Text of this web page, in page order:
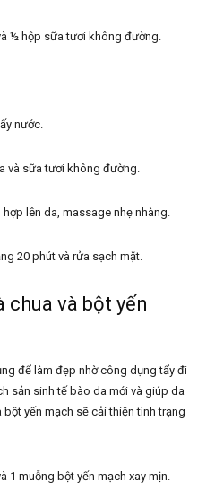
½ hộp sữa tươi không đường.
nước.
và sữa tươi không đường.
lên da, massage nhẹ nhàng.
20 phút và rửa sạch mặt.
chua và bột yến
để làm đẹp nhờ công dụng tẩy đi
sản sinh tế bào da mới và giúp da
yến mạch sẽ cải thiện tình trạng
1 muỗng bột yến mạch xay mịn.